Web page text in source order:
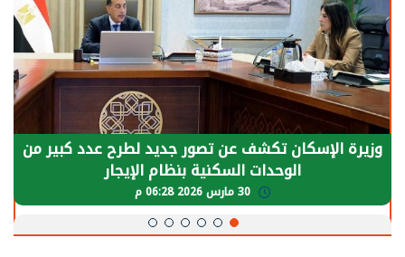
وزيرة الإسكان تكشف عن تصور جديد لطرح عدد كبير من
الوحدات السكنية بنظام الإيجار